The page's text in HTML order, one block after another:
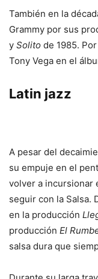
También en la
Grammy por sus
y Solito de 1985.
Tony Vega en el
Latin jazz
A pesar del
su empuje en el
volver a incursionar
seguir con la Salsa.
en la producción
producción El
salsa dura que